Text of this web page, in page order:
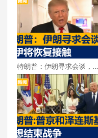
特朗普：伊朗寻求会谈，美
伊将恢复接触